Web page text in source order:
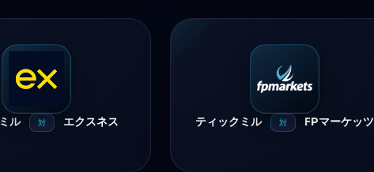
ル 対 エクスネス ティックミル 対 FPマーケッツ